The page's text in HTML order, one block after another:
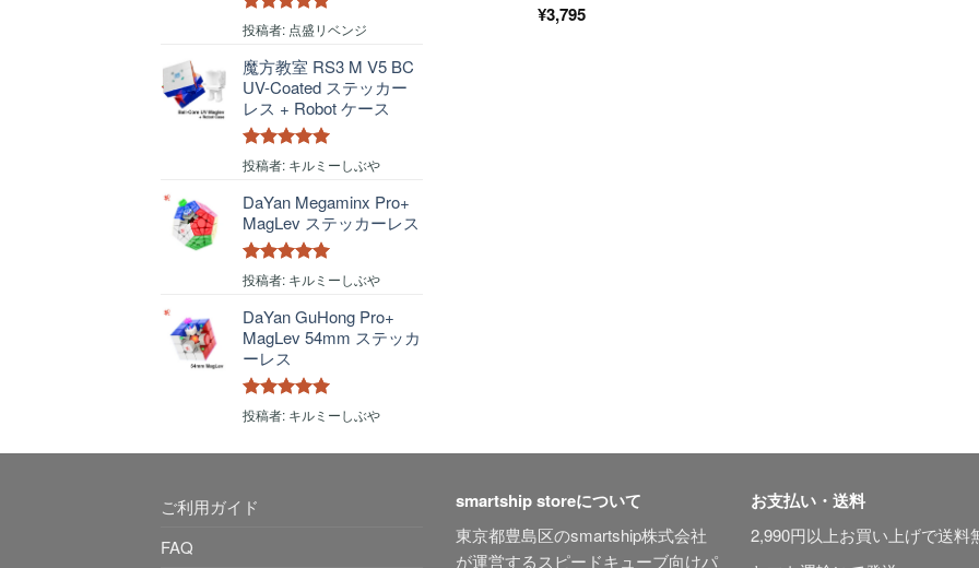
5段階中5の
投稿者: 点盛リベンジ
魔方教室 RS3 M V5 BC
UV-Coated ステッカー
レス + Robot ケース
5段階中 5 の
投稿者: キルミーしぶや
DaYan Megaminx Pro+
MagLev ステッカーレス
5段階中 5 の
投稿者: キルミーしぶや
DaYan GuHong Pro+
MagLev 54mm ステッカ
ーレス
5段階中 5 の
投稿者: キルミーしぶや
¥3,795
ご利用ガイド
FAQ
smartship storeについて
東京都豊島区のsmartship株式会社
が運営するスピードキューブ向けパ
お支払い・送料
2,990円以上お買い上げで送料